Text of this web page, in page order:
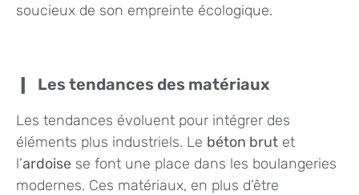
soucieux de son empreinte écologique.
Les tendances des matériaux
Les tendances évoluent pour intégrer des
éléments plus industriels. Le béton brut et
l’ardoise se font une place dans les boulangeries
modernes. Ces matériaux, en plus d’être